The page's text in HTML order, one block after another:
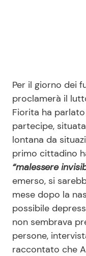
Per il giorno dei
proclamerà il
Fiorita ha
partecipe,
lontana da
primo cittadino
“malessere
emerso, si
mese dopo la
possibile
non sembrava
persone,
raccontato che